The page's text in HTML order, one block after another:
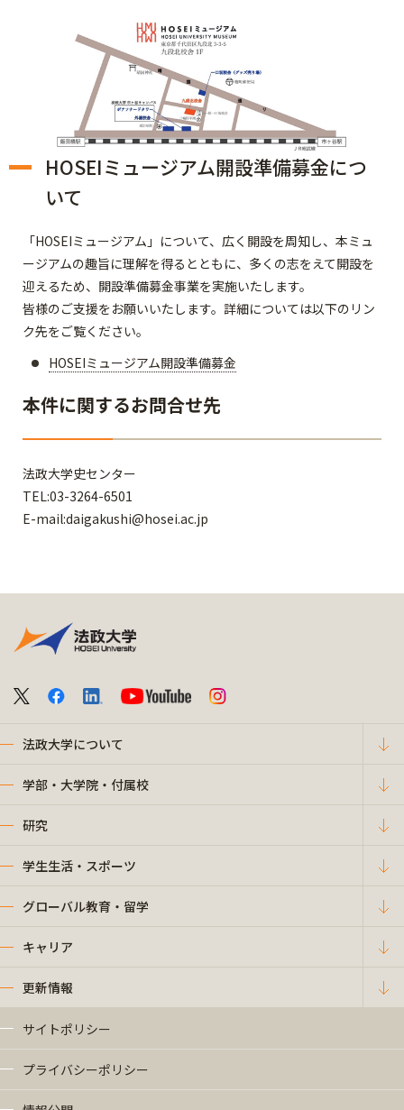
HOSEIミュージアム開設準備募金につ
いて
「HOSEIミュージアム」について、広く開設を周知し、本ミュ
ージアムの趣旨に理解を得るとともに、多くの志をえて開設を
迎えるため、開設準備募金事業を実施いたします。
皆様のご支援をお願いいたします。詳細については以下のリン
ク先をご覧ください。
HOSEIミュージアム開設準備募金
本件に関するお問合せ先
法政大学史センター
TEL:03-3264-6501
E-mail:daigakushi@hosei.ac.jp
法政大学について
学部・大学院・付属校
研究
学生生活・スポーツ
グローバル教育・留学
キャリア
更新情報
サイトポリシー
プライバシーポリシー